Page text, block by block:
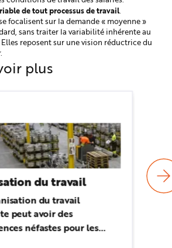
de tout processus de travail.
focalisent sur la demande « moyenne »
sans traiter la variabilité inhérente au
reposent sur une vision réductrice du
plus
du travail
du travail
peut avoir des
néfastes pour les